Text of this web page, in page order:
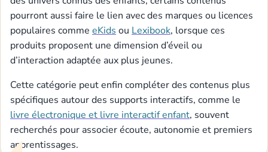
pourront aussi faire le lien avec des marques ou licences
populaires comme eKids ou Lexibook, lorsque ces
produits proposent une dimension d’éveil ou
d’interaction adaptée aux plus jeunes.
Cette catégorie peut enfin compléter des contenus plus
spécifiques autour des supports interactifs, comme le
livre électronique et livre interactif enfant, souvent
recherchés pour associer écoute, autonomie et premiers
apprentissages.